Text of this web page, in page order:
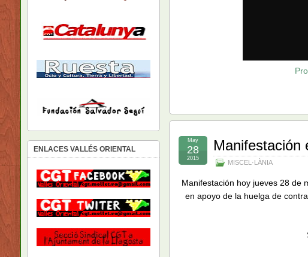
Manifestación
MISCEL·LÀNIA
May
28
2015
Manifestación hoy jueves 28 de
en apoyo de la huelga de
ENLACES VALLÉS ORIENTAL